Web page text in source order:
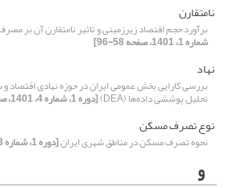
نامتقارن
برآورد حجم اقتصاد زیرزمینی و تاثیر نامتقارن آن بر
شماره 1، 1401، صفحه 58-96]
نهاد
بررسی کارایی بخش عمومی ایران در حوزه نهادی اقتصاد
تحلیل پوششی داده‌ها (DEA) [دوره 1، شماره 4، 1401، صفحه 139-159]
نوع تصرف مسکن
نحوه تصرف مسکن در مناطق شهری ایران[دوره 1، شماره 3، 1401، صفحه 107-129]
و